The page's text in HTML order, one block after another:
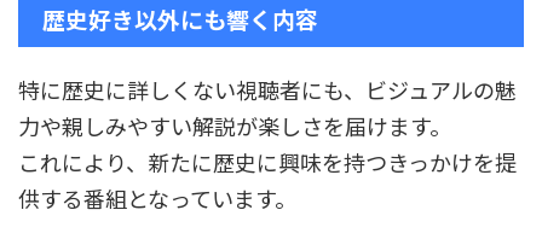
歴史好き以外にも響く内容
特に歴史に詳しくない視聴者にも、ビジュアルの魅
力や親しみやすい解説が楽しさを届けます。
これにより、新たに歴史に興味を持つきっかけを提
供する番組となっています。